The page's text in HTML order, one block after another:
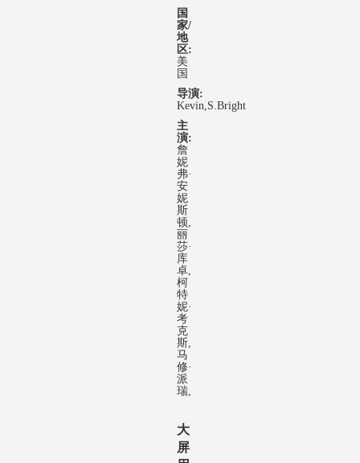
国
家/
地
区:
美
国
导演:
Kevin,S.Bright
主
演:
詹
妮
弗·
安
妮
斯
顿,
丽
莎·
库
卓,
柯
特
妮·
考
克
斯,
马
修·
派
瑞,
大
屏